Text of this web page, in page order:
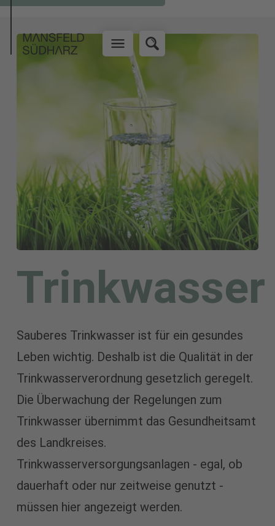
Trinkwasser
Sauberes Trinkwasser ist für ein gesundes
Leben wichtig. Deshalb ist die Qualität in der
Trinkwasserverordnung gesetzlich geregelt.
Die Überwachung der Regelungen zum
Trinkwasser übernimmt das Gesundheitsamt
des Landkreises.
Trinkwasserversorgungsanlagen - egal, ob
dauerhaft oder nur zeitweise genutzt -
müssen hier angezeigt werden.